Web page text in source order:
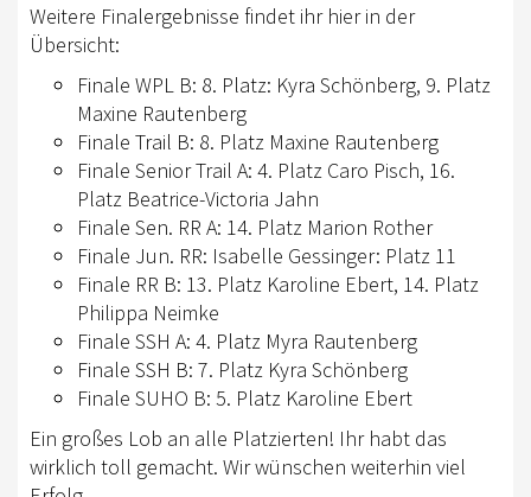
Weitere Finalergebnisse findet ihr hier in der
Übersicht:
Finale WPL B: 8. Platz: Kyra Schönberg, 9. Platz
Maxine Rautenberg
Finale Trail B: 8. Platz Maxine Rautenberg
Finale Senior Trail A: 4. Platz Caro Pisch, 16.
Platz Beatrice-Victoria Jahn
Finale Sen. RR A: 14. Platz Marion Rother
Finale Jun. RR: Isabelle Gessinger: Platz 11
Finale RR B: 13. Platz Karoline Ebert, 14. Platz
Philippa Neimke
Finale SSH A: 4. Platz Myra Rautenberg
Finale SSH B: 7. Platz Kyra Schönberg
Finale SUHO B: 5. Platz Karoline Ebert
Ein großes Lob an alle Platzierten! Ihr habt das
wirklich toll gemacht. Wir wünschen weiterhin viel